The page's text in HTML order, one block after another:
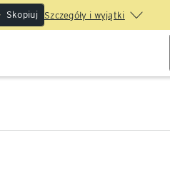
Skopiuj Szczegóły i wyjątki